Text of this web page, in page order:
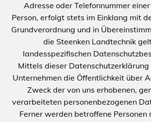
Adresse oder Telefonnummer
Person, erfolgt stets im Einklang mit
Grundverordnung und in
die Steenken Landtechnik
landesspezifischen
Mittels dieser Datenschutzerklärung
Unternehmen die Öffentlichkeit über
Zweck der von uns erhobenen,
verarbeiteten personenbezogenen
Ferner werden betroffene Personen